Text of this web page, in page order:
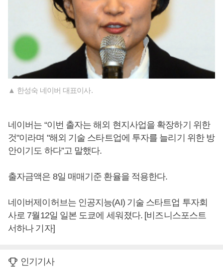
▲ 한성숙 네이버 대표이사.
네이버는 “이번 출자는 해외 현지사업을 확장하기 위한
것"이라며 "해외 기술 스타트업에 투자를 늘리기 위한 방
안이기도 하다”고 말했다.
출자금액은 8일 매매기준 환율을 적용한다.
네이버제이허브는 인공지능(AI) 기술 스타트업 투자회
사로 7월12일 일본 도쿄에 세워졌다. [비즈니스포스트
서하나 기자]
인기기사